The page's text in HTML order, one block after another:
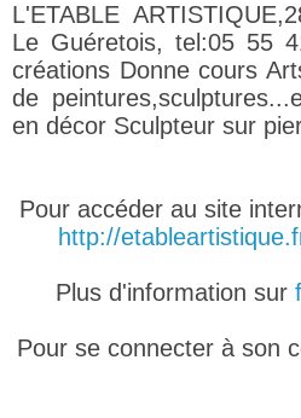
L'ETABLE
Le Guéretois, tel:05 55
créations Donne cours
de
en décor Sculpteur sur
Pour accéder au site
http://
Plus d'information sur
Pour se connecter à son